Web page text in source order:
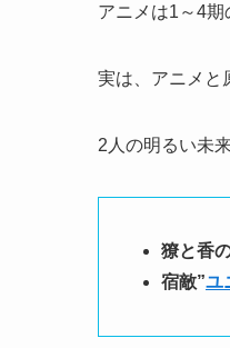
アニメは1～4期
実は、 アニメと
2人の明るい未
獠と香
宿敵”ユ